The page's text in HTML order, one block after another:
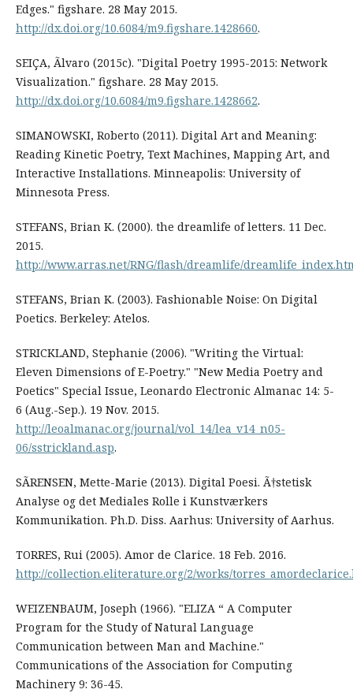
Edges." figshare. 28 May 2015.
http://dx.doi.org/10.6084/m9.figshare.1428660.
SEIÇA, Ãlvaro (2015c). "Digital Poetry 1995-2015: Network
Visualization." figshare. 28 May 2015.
http://dx.doi.org/10.6084/m9.figshare.1428662.
SIMANOWSKI, Roberto (2011). Digital Art and Meaning:
Reading Kinetic Poetry, Text Machines, Mapping Art, and
Interactive Installations. Minneapolis: University of
Minnesota Press.
STEFANS, Brian K. (2000). the dreamlife of letters. 11 Dec.
2015.
http://www.arras.net/RNG/flash/dreamlife/
STEFANS, Brian K. (2003). Fashionable Noise: On Digital
Poetics. Berkeley: Atelos.
STRICKLAND, Stephanie (2006). "Writing the Virtual:
Eleven Dimensions of E-Poetry." "New Media Poetry and
Poetics" Special Issue, Leonardo Electronic Almanac 14: 5-
6 (Aug.-Sep.). 19 Nov. 2015.
http://leoalmanac.org/journal/vol_14/lea_v14_n05-
06/sstrickland.asp.
SÃRENSEN, Mette-Marie (2013). Digital Poesi. Ã†stetisk
Analyse og det Mediales Rolle i Kunstværkers
Kommunikation. Ph.D. Diss. Aarhus: University of Aarhus.
TORRES, Rui (2005). Amor de Clarice. 18 Feb. 2016.
http://collection.eliterature.org/2/works/
WEIZENBAUM, Joseph (1966). "ELIZA “ A Computer
Program for the Study of Natural Language
Communication between Man and Machine."
Communications of the Association for Computing
Machinery 9: 36-45.